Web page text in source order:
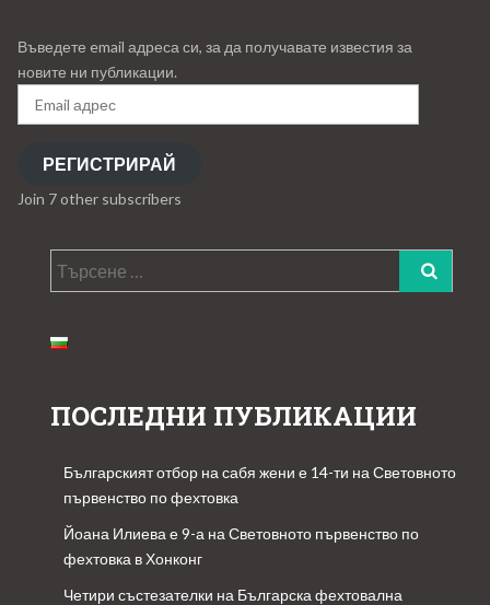
Въведете email адреса си, за да получавате известия за
новите ни публикации.
Email
адрес
РЕГИСТРИРАЙ
Join 7 other subscribers
Търсене
за:
ПОСЛЕДНИ ПУБЛИКАЦИИ
Българският отбор на сабя жени е 14-ти на Световното
първенство по фехтовка
Йоана Илиева е 9-а на Световното първенство по
фехтовка в Хонконг
Четири състезателки на Българска фехтовална